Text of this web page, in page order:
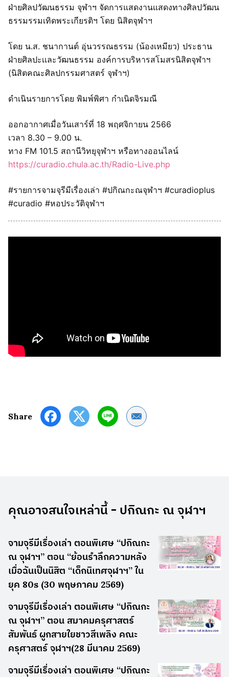
ฝ่ายศิลปวัฒนธรรม จุฬาฯ จัดการแสดงานแสดงทางศิลปวัฒน
ธรรมรรมเทิดพระเกียรติฯ โดย นิสิตจุฬาฯ
โดย น.ส. ชนากานต์ อุ่นวรรณธรรม (น้องเหมียว) ประธาน
ฝ่ายศิลปะเเละวัฒนธรรม องค์การบริหารสโมสรนิสิตจุฬาฯ
(นิสิตคณะศิลปกรรมศาสตร์ จุฬาฯ)
ดำเนินรายการโดย พิมพ์พิศา กำเนิดจิรมณี
ออกอากาศเมื่อวันเสาร์ที่ 18 พฤศจิกายน 2566
เวลา 8.30 – 9.00 น.
ทาง FM 101.5 สถานีวิทยุจุฬาฯ หรือทางออนไลน์
https://curadio.chula.ac.th/Radio-Live.php
#รายการจามจุรีมีเรื่องเล่า #ปกิณกะณจุฬาฯ #curadioplus
#curadio #หอประวัติจุฬาฯ
Share Share by Email
คุณอาจสนใจเหล่านี้ - ปกิณกะ ณ จุฬาฯ
จามจุรีมีเรื่องเล่า ตอนพิเศษ “ปกิณกะ
ณ จุฬาฯ” ตอน “ย้อนรำลึกความหลัง
เมื่อฉันเป็นนิสิต “เด็กนิเทศจุฬาฯ” ใน
ยุค 80s (30 พฤษภาคม 2569)
จามจุรีมีเรื่องเล่า ตอนพิเศษ “ปกิณกะ
ณ จุฬาฯ” ตอน สมาคมครุศาสตร์
สัมพันธ์ ผูกสายใยชาวสีเพลิง คณะ
ครุศาสตร์ จุฬาฯ(28 มีนาคม 2569)
จามจุรีมีเรื่องเล่า ตอนพิเศษ “ปกิณกะ